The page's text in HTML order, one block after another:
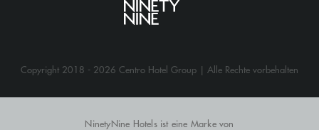
Copyright 2018 - 2026 Centro Hotel Group | Alle Rechte vorbehalten
NinetyNine Hotels ist eine Marke von